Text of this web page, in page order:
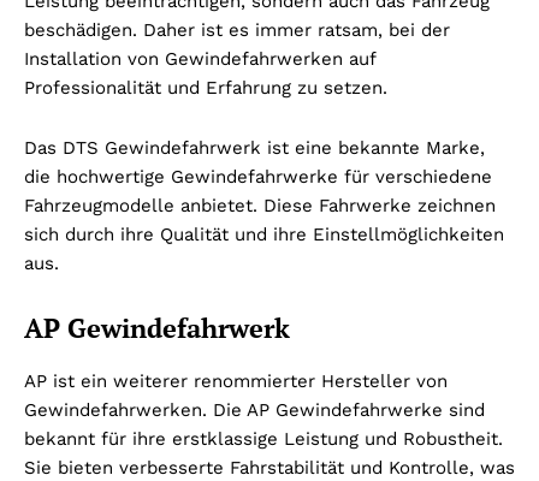
beschädigen. Daher ist es immer ratsam, bei der
Installation von Gewindefahrwerken auf
Professionalität und Erfahrung zu setzen.
Das DTS Gewindefahrwerk ist eine bekannte Marke,
die hochwertige Gewindefahrwerke für verschiedene
Fahrzeugmodelle anbietet. Diese Fahrwerke zeichnen
sich durch ihre Qualität und ihre Einstellmöglichkeiten
aus.
AP Gewindefahrwerk
AP ist ein weiterer renommierter Hersteller von
Gewindefahrwerken. Die AP Gewindefahrwerke sind
bekannt für ihre erstklassige Leistung und Robustheit.
Sie bieten verbesserte Fahrstabilität und Kontrolle, was